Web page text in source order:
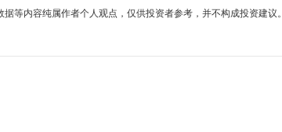
等内容纯属作者个人观点，仅供投资者参考，并不构成投资建议。